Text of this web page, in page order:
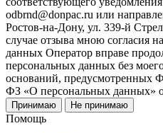
odbrnd@donpac.ru или
Ростов-на-Дону, ул. 339-й
случае отзыва мною согласия
данных Оператор вправе
персональных данных без
оснований, предусмотренных
ФЗ «О персональных данных»
Принимаю Не принимаю
Помощь